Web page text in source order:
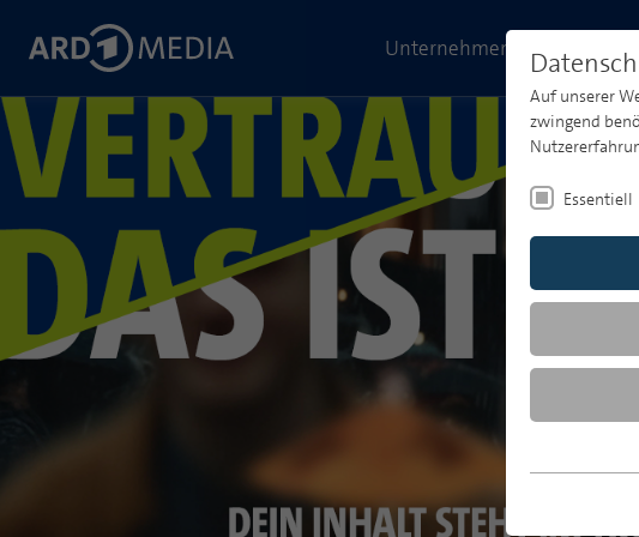
Unternehmen
Auf unserer
zwingend
Essentiell
Essentielle
benötigt.